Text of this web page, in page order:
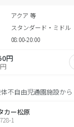
アクア 等
スタンダード・ミドル
08:00-20:00
円
不自由児通園施設から
カー松原
1